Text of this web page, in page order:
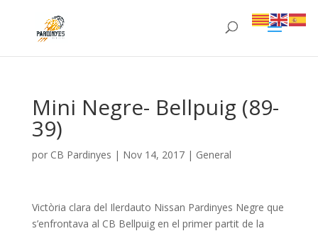
Mini Negre- Bellpuig (89-
39)
por CB Pardinyes | Nov 14, 2017| General
Victòria clara del Ilerdauto Nissan Pardinyes Negre que
s’enfrontava al CB Bellpuig en el primer partit de la